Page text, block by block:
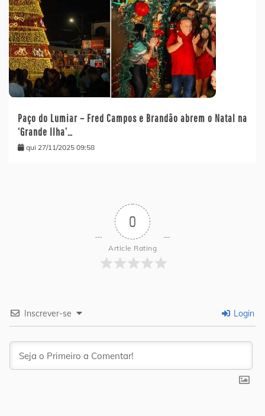
Paço do Lumiar – Fred Campos e Brandão abrem o Natal na
‘Grande Ilha’…
qui 27/11/2025 09:58
0
Article Rating
Inscrever-se Login